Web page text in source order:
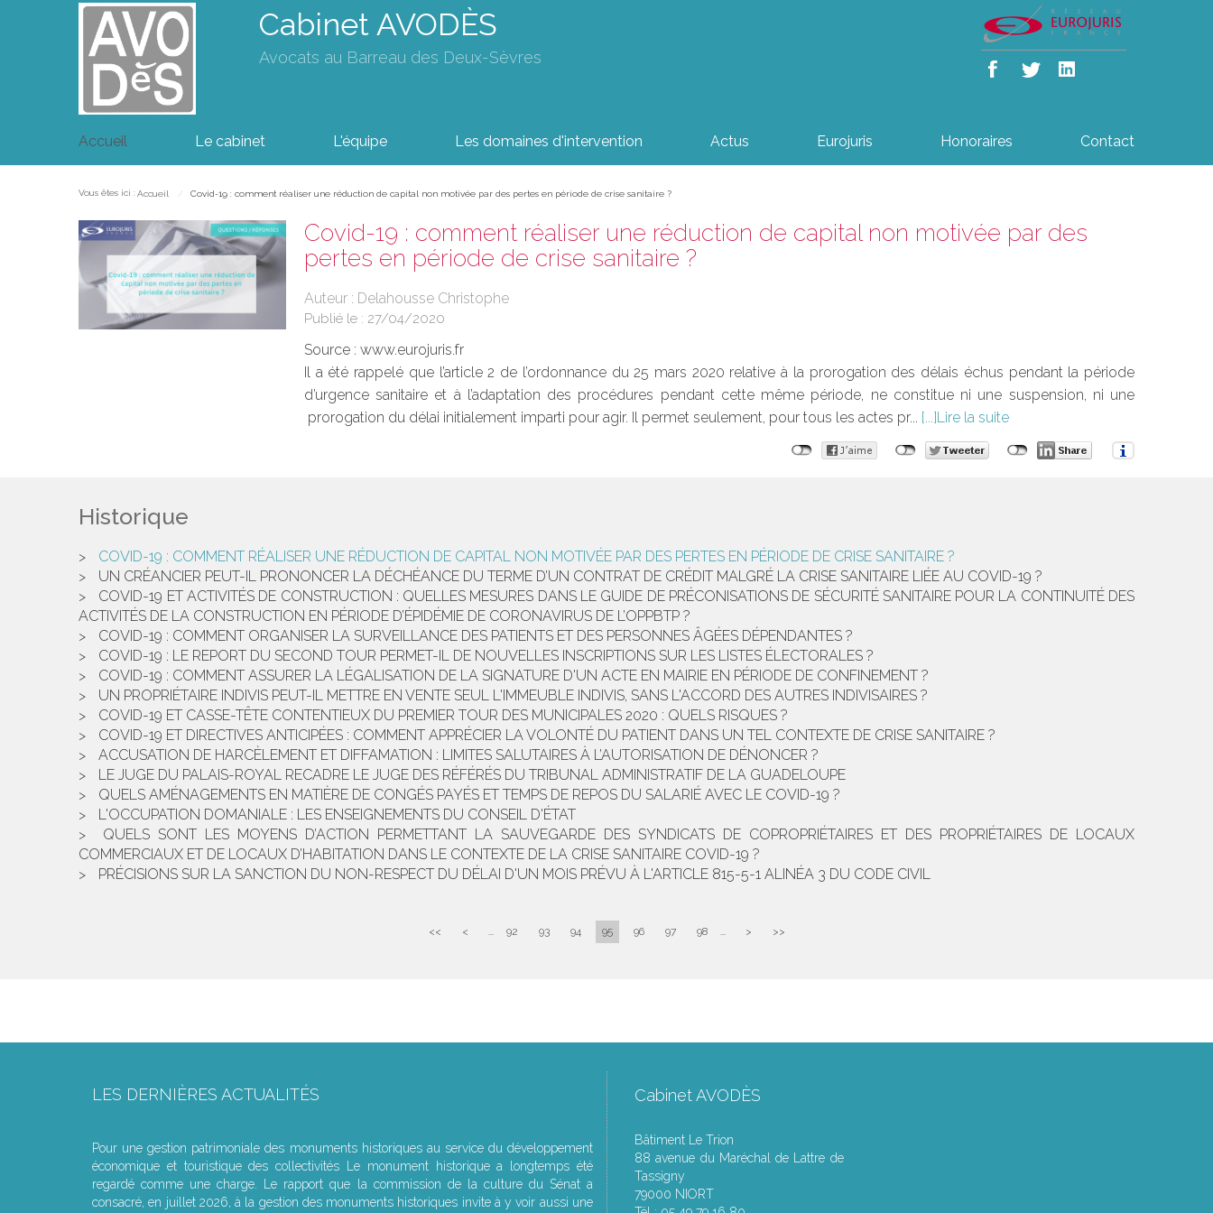
Cabinet AVODÈS
Avocats au Barreau des Deux-Sèvres
Accueil Le cabinet L'équipe Les domaines d'intervention Actus Eurojuris Honoraires Contact
Vous êtes ici : Accueil Covid-19 : comment réaliser une réduction de capital non motivée par des pertes en période de crise sanitaire ?
Covid-19 : comment réaliser une réduction de capital non motivée par des
pertes en période de crise sanitaire ?
Auteur : Delahousse Christophe
Publié le : 27/04/2020
Source : www.eurojuris.fr
Il a été rappelé que l’article 2 de l’ordonnance du 25 mars 2020 relative à la prorogation des délais échus pendant la période
d’urgence sanitaire et à l’adaptation des procédures pendant cette même période, ne constitue ni une suspension, ni une
prorogation du délai initialement imparti pour agir. Il permet seulement, pour tous les actes pr...
Lire la suite
Historique
COVID-19 : COMMENT RÉALISER UNE RÉDUCTION DE CAPITAL NON MOTIVÉE PAR DES PERTES EN PÉRIODE DE CRISE SANITAIRE ?
UN CRÉANCIER PEUT-IL PRONONCER LA DÉCHÉANCE DU TERME D’UN CONTRAT DE CRÉDIT MALGRÉ LA CRISE SANITAIRE LIÉE AU COVID-19 ?
COVID-19 ET ACTIVITÉS DE CONSTRUCTION : QUELLES MESURES DANS LE GUIDE DE PRÉCONISATIONS DE SÉCURITÉ SANITAIRE POUR LA CONTINUITÉ DES
ACTIVITÉS DE LA CONSTRUCTION EN PÉRIODE D’ÉPIDÉMIE DE CORONAVIRUS DE L’OPPBTP ?
COVID-19 : COMMENT ORGANISER LA SURVEILLANCE DES PATIENTS ET DES PERSONNES ÂGÉES DÉPENDANTES ?
COVID-19 : LE REPORT DU SECOND TOUR PERMET-IL DE NOUVELLES INSCRIPTIONS SUR LES LISTES ÉLECTORALES ?
COVID-19 : COMMENT ASSURER LA LÉGALISATION DE LA SIGNATURE D'UN ACTE EN MAIRIE EN PÉRIODE DE CONFINEMENT ?
UN PROPRIÉTAIRE INDIVIS PEUT-IL METTRE EN VENTE SEUL L'IMMEUBLE INDIVIS, SANS L'ACCORD DES AUTRES INDIVISAIRES ?
COVID-19 ET CASSE-TÊTE CONTENTIEUX DU PREMIER TOUR DES MUNICIPALES 2020 : QUELS RISQUES ?
COVID-19 ET DIRECTIVES ANTICIPÉES : COMMENT APPRÉCIER LA VOLONTÉ DU PATIENT DANS UN TEL CONTEXTE DE CRISE SANITAIRE ?
ACCUSATION DE HARCÈLEMENT ET DIFFAMATION : LIMITES SALUTAIRES À L’AUTORISATION DE DÉNONCER ?
LE JUGE DU PALAIS-ROYAL RECADRE LE JUGE DES RÉFÉRÉS DU TRIBUNAL ADMINISTRATIF DE LA GUADELOUPE
QUELS AMÉNAGEMENTS EN MATIÈRE DE CONGÉS PAYÉS ET TEMPS DE REPOS DU SALARIÉ AVEC LE COVID-19 ?
L'OCCUPATION DOMANIALE : LES ENSEIGNEMENTS DU CONSEIL D'ÉTAT
QUELS SONT LES MOYENS D’ACTION PERMETTANT LA SAUVEGARDE DES SYNDICATS DE COPROPRIÉTAIRES ET DES PROPRIÉTAIRES DE LOCAUX
COMMERCIAUX ET DE LOCAUX D’HABITATION DANS LE CONTEXTE DE LA CRISE SANITAIRE COVID-19 ?
PRÉCISIONS SUR LA SANCTION DU NON-RESPECT DU DÉLAI D'UN MOIS PRÉVU À L'ARTICLE 815-5-1 ALINÉA 3 DU CODE CIVIL
<< < ... 92 93 94 95 96 97 98 ... > >>
LES DERNIÈRES ACTUALITÉS
Pour une gestion patrimoniale des monuments historiques au service du développement
économique et touristique des collectivités Le monument historique a longtemps été
regardé comme une charge. Le rapport que la commission de la culture du Sénat a
consacré, en juillet 2026, à la gestion des monuments historiques invite à y voir aussi une
Cabinet AVODÈS
Bâtiment Le Trion
88 avenue du Maréchal de Lattre de
Tassigny
79000 NIORT